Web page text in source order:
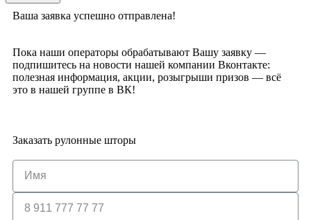
Ваша заявка успешно отправлена!
Пока наши операторы обрабатывают Вашу заявку —
подпишитесь на новости нашей компании Вконтакте:
полезная информация, акции, розыгрыши призов — всё
это в нашей группе в ВК!
Заказать рулонные шторы